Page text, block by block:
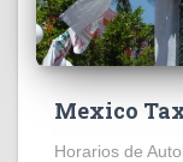
Mexico
Horarios de